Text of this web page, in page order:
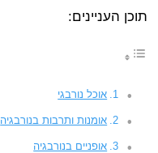
תוכן העניינים:
אוכל נורבגי
אומנות ותרבות בנורבגיה
אופניים בנורבגיה